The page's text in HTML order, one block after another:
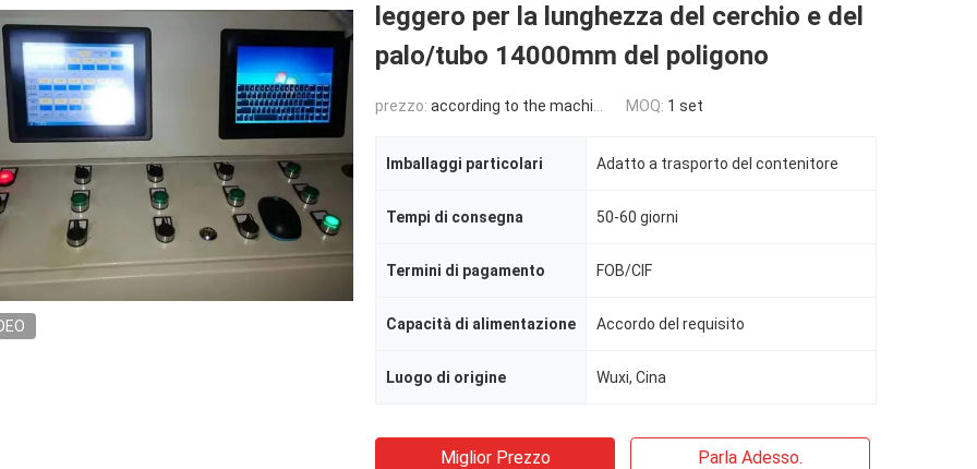
leggero per la lunghezza del cerchio e del
palo/tubo 14000mm del poligono
prezzo: according to the machine requirement MOQ: 1 set
Imballaggi particolari Adatto a trasporto del contenitore
Tempi di consegna 50-60 giorni
Termini di pagamento FOB/CIF
Capacità di alimentazione Accordo del requisito
Luogo di origine Wuxi, Cina
Miglior Prezzo Parla Adesso.